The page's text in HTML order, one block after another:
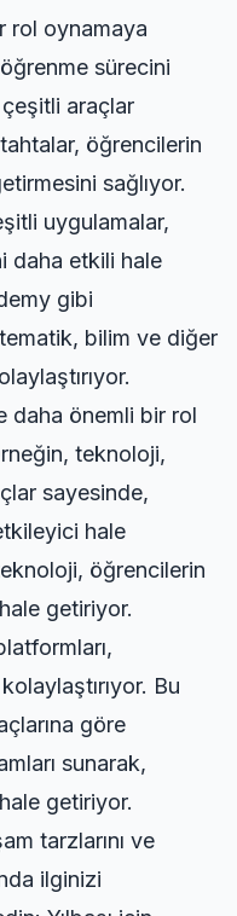
rol oynamaya
sürecini
araçlar
öğrencilerin
sağlıyor.
uygulamalar,
daha etkili hale
gibi
bilim ve diğer
daha önemli bir rol
teknoloji,
sayesinde,
hale
öğrencilerin
getiriyor.
Bu
göre
sunarak,
getiriyor.
tarzlarını ve
ilginizi